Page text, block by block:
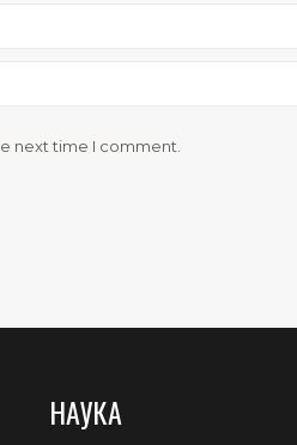
next time I comment.
НАУКА